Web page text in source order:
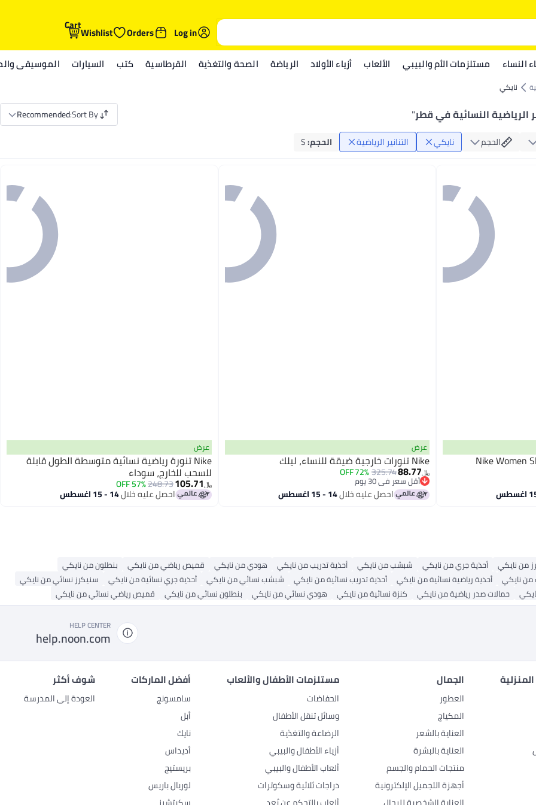
Log in
Orders
Wishlist
Cart
النساء مستلزمات الأم والبيبي الألعاب أزياء الأولاد الرياضة الصحة والتغذية القرطاسية كتب السيارات الموسيقى
نايكي
الرياضية النسائية في قطر"
Sort By
:
Recommended
الحجم نايكي التنانير الرياضية الحجم:
S
Nike Women
عرض
Nike تنورات خارجية ضيقة للنساء، ليلك
﷼‏88.77
325.74
72% OFF
أقل سعر في 30 يوم
أقل سعر في 30 يوماحصل عليه خلال14 - 15 اغسطس
عرض
Nike تنورة رياضية نسائية متوسطة الطول قابلة
للسحب للخارج، سوداء
﷼‏105.71
248.73
57% OFF
احصل عليه خلال14 - 15 اغسطس
من نايكي أحذية جري من نايكي شبشب من نايكي أحذية تدريب من نايكي هودي من نايكي قميص رياضي من نايكي
بنطلون من نايكي
نايكي أحذية رياضية نسائية من نايكي أحذية تدريب نسائية من نايكي شبشب نسائي من نايكي أحذية جري نسائية من نايكي
سنيكرز نسائي من نايكي
حمالات صدر رياضية من نايكي كنزة نسائية من نايكي هودي نسائي من نايكي بنطلون نسائي من نايكي قميص رياضي نسائي من نايكي
HELP CENTER
help.noon.com
الجمال
العطور
المكياج
العناية بالشعر
العناية بالبشرة
منتجات الحمام والجسم
أجهزة التجميل الإلكترونية
مستلزمات الأطفال والألعاب
الحفاضات
وسائل تنقل الأطفال
الرضاعة والتغذية
أزياء الأطفال والبيبي
ألعاب الأطفال والبيبي
دراجات ثلاثية وسكوترات
أفضل الماركات
سامسونج
أبل
نايك
أديداس
بريستيج
لوريال باريس
شوف أكثر
العودة إلى المدرسة